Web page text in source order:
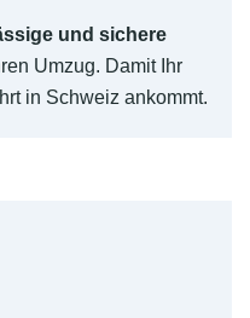
und sichere
Umzug. Damit Ihr
in Schweiz ankommt.